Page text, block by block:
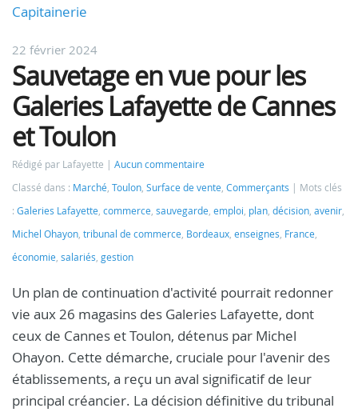
Capitainerie
22 février 2024
Sauvetage en vue pour les
Galeries Lafayette de Cannes
et Toulon
Rédigé par Lafayette
Aucun commentaire
Classé dans : Marché, Toulon, Surface de vente, Commerçants
Mots clés
: Galeries Lafayette, commerce, sauvegarde, emploi, plan, décision, avenir,
Michel Ohayon, tribunal de commerce, Bordeaux, enseignes, France,
économie, salariés, gestion
Un plan de continuation d'activité pourrait redonner
vie aux 26 magasins des Galeries Lafayette, dont
ceux de Cannes et Toulon, détenus par Michel
Ohayon. Cette démarche, cruciale pour l'avenir des
établissements, a reçu un aval significatif de leur
principal créancier. La décision définitive du tribunal